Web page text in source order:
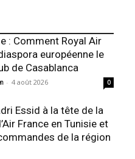
: Comment Royal Air
européenne le
de Casablanca
- 4 août 2026 0
Essid à la tête de la
France en Tunisie et
de la région